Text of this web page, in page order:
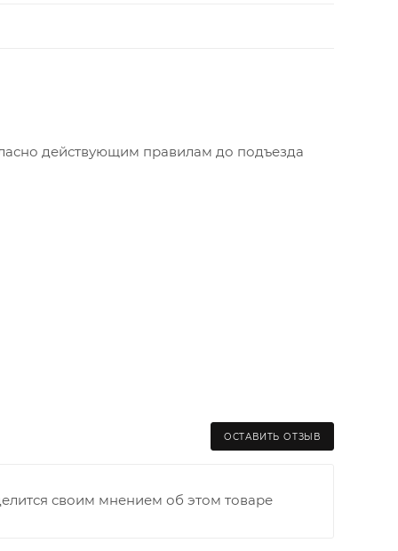
действующим правилам до подъезда
ОСТАВИТЬ ОТЗЫВ
своим мнением об этом товаре